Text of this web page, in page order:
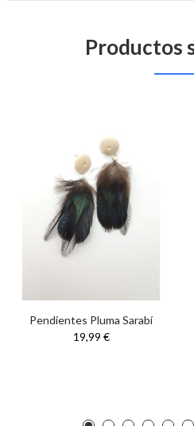
Productos
Pendientes Pluma Sarabí
19,99 €